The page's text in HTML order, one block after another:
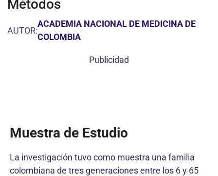
Métodos
AUTOR:
ACADEMIA NACIONAL DE MEDICINA DE
COLOMBIA
Publicidad
Muestra de Estudio
La investigación tuvo como muestra una familia
colombiana de tres generaciones entre los 6 y 65